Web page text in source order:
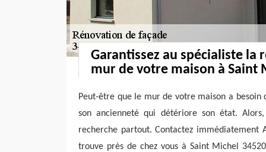
Garantissez au spécialiste la
mur de votre maison à Saint
Peut-être que le mur de votre maison a besoin
son ancienneté qui détériore son état.
recherche partout. Contactez immédiatement
trouve près de chez vous à Saint Michel